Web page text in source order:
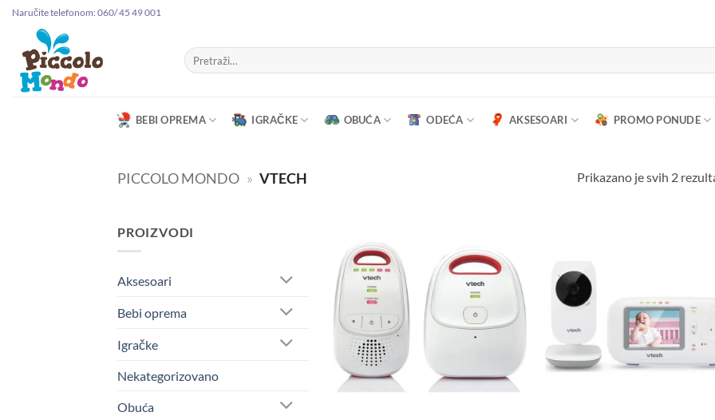
Preskoči
sadržaj
Naručite telefonom: 060/ 45 49 001
Pretraga
za:
BEBI OPREMA IGRAČKE OBUĆA ODEĆA AKSESOARI PROMO PONUDE
PICCOLO MONDO » VTECH Prikazano je svih 2
PROIZVODI
Aksesoari
Bebi oprema
Igračke
Nekategorizovano
Obuća